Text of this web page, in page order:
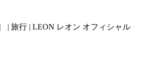
| 旅行 | LEON レオン オフィシャル